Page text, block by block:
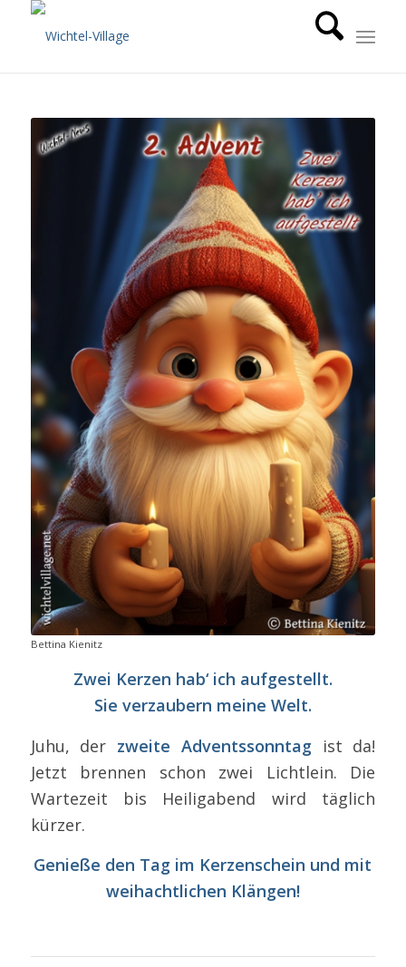
Bettina Kienitz
Zwei Kerzen hab‘ ich aufgestellt.
Sie verzaubern meine Welt.
Juhu, der zweite Adventssonntagist da!
Jetzt brennen schon zwei Lichtlein. Die
Wartezeit bis Heiligabend wird täglich
kürzer.
Genieße den Tag im Kerzenschein und mit
weihachtlichen Klängen!